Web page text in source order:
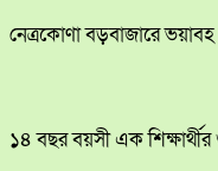
নেত্রকোণা বড়বাজারে ভয়াবহ
১৪ বছর বয়সী এক